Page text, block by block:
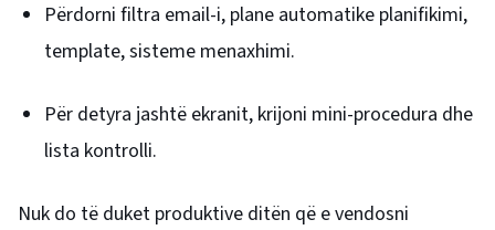
Përdorni filtra email-i, plane automatike planifikimi,
template, sisteme menaxhimi.
Për detyra jashtë ekranit, krijoni mini-procedura dhe
lista kontrolli.
Nuk do të duket produktive ditën që e vendosni